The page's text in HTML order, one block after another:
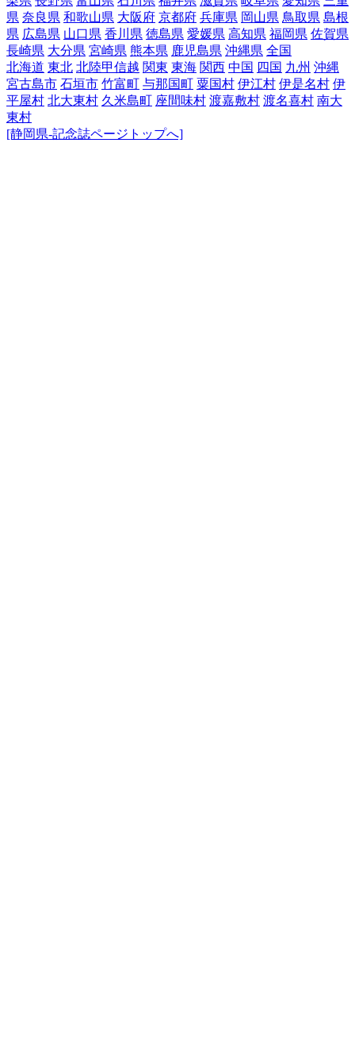
県 奈良県 和歌山県 大阪府 京都府 兵庫県 岡山県 鳥取県 島根
県 広島県 山口県 香川県 徳島県 愛媛県 高知県 福岡県 佐賀県
長崎県 大分県 宮崎県 熊本県 鹿児島県 沖縄県 全国
北海道 東北 北陸甲信越 関東 東海 関西 中国 四国 九州 沖縄
宮古島市 石垣市 竹富町 与那国町 粟国村 伊江村 伊是名村 伊
平屋村 北大東村 久米島町 座間味村 渡嘉敷村 渡名喜村 南大
東村
[静岡県-記念誌ページトップへ]